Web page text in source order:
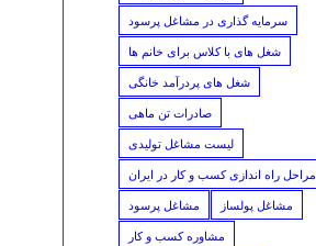
سرمایه گذاری در مشاغل پرسود
شغل های با کلاس برای خانم ها
شغل های پردرآمد خانگی
صادرات تن ماهی
لیست مشاغل تولیدی
مراحل راه اندازی کسب و کار در ایران
مشاغل پرسود
مشاغل پولساز
مشاوره کسب و کار